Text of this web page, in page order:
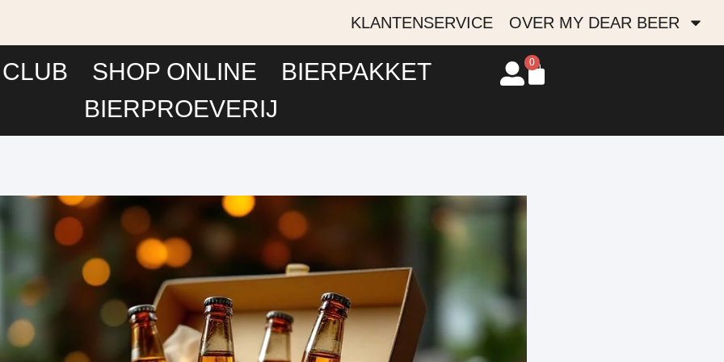
KLANTENSERVICE OVER MY DEAR BEER
SHOP ONLINE
BIERPAKKET
BIERPROEVERIJ
0